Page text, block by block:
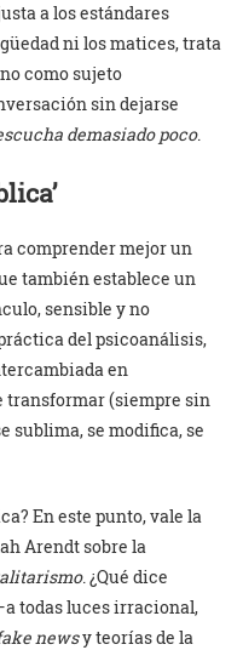
a los estándares
ni los matices, trata
como sujeto
sin dejarse
demasiado poco.
comprender mejor un
también establece un
sensible y no
del psicoanálisis,
en
transformar (siempre sin
sublima, se modifica, se
En este punto, vale la
Arendt sobre la
. ¿Qué dice
todas luces irracional,
newsy teorías de la